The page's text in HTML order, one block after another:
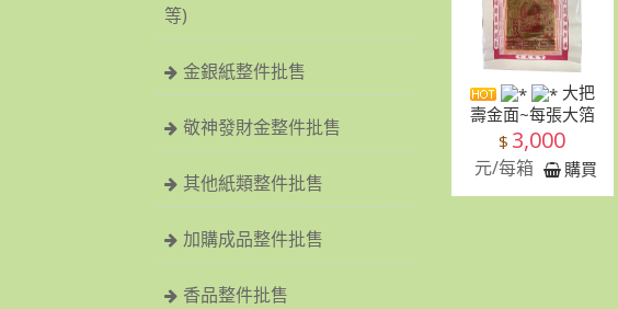
等)
金銀紙整件批售
敬神發財金整件批售
其他紙類整件批售
加購成品整件批售
香品整件批售
大把
壽金面~每張大箔
$ 3,000
元/每箱 購買